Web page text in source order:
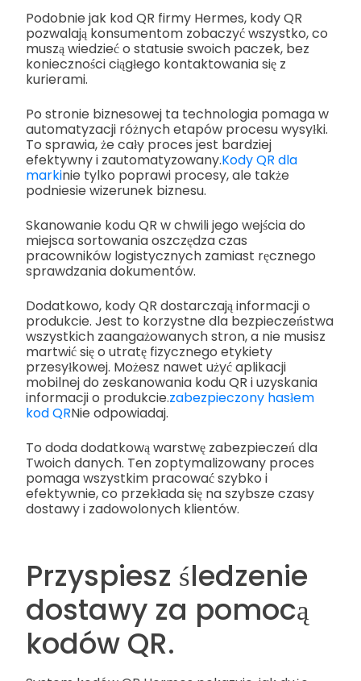
Podobnie jak kod QR firmy Hermes, kody QR
pozwalają konsumentom zobaczyć wszystko, co
muszą wiedzieć o statusie swoich paczek, bez
konieczności ciągłego kontaktowania się z
kurierami.
Po stronie biznesowej ta technologia pomaga w
automatyzacji różnych etapów procesu wysyłki.
To sprawia, że cały proces jest bardziej
efektywny i zautomatyzowany.Kody QR dla
markinie tylko poprawi procesy, ale także
podniesie wizerunek biznesu.
Skanowanie kodu QR w chwili jego wejścia do
miejsca sortowania oszczędza czas
pracowników logistycznych zamiast ręcznego
sprawdzania dokumentów.
Dodatkowo, kody QR dostarczają informacji o
produkcie. Jest to korzystne dla bezpieczeństwa
wszystkich zaangażowanych stron, a nie musisz
martwić się o utratę fizycznego etykiety
przesyłkowej. Możesz nawet użyć aplikacji
mobilnej do zeskanowania kodu QR i uzyskania
informacji o produkcie.zabezpieczony hasłem
kod QRNie odpowiadaj.
To doda dodatkową warstwę zabezpieczeń dla
Twoich danych. Ten zoptymalizowany proces
pomaga wszystkim pracować szybko i
efektywnie, co przekłada się na szybsze czasy
dostawy i zadowolonych klientów.
Przyspiesz śledzenie
dostawy za pomocą
kodów QR.